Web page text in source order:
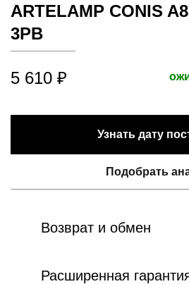
ARTELAMP CONIS
3PB
5 610 ₽
Узнать дату
Подобрать
Возврат и обмен
Расширенная